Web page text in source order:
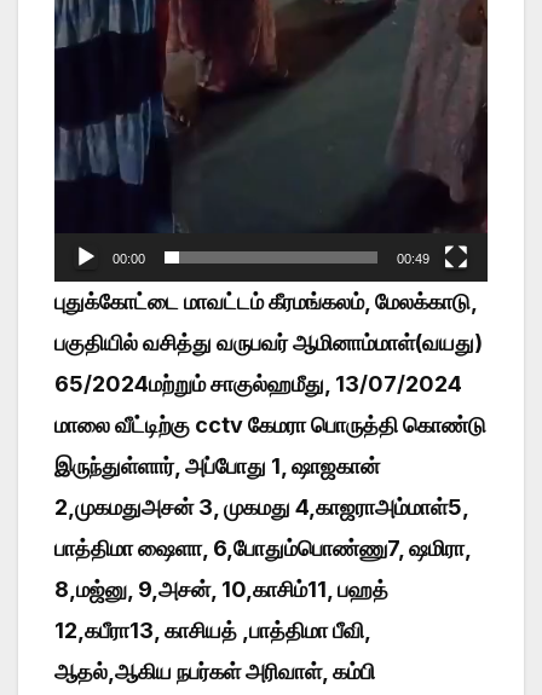
00:00 00:49
புதுக்கோட்டை மாவட்டம் கீரமங்கலம், மேலக்காடு,
பகுதியில் வசித்து வருபவர் ஆமினாம்மாள்(வயது)
65/2024மற்றும் சாகுல்ஹமீது, 13/07/2024
மாலை வீட்டிற்கு cctv கேமரா பொருத்தி கொண்டு
இருந்துள்ளார், அப்போது 1, ஷாஜகான்
2,முகமதுஅசன் 3, முகமது 4,காஜராஅம்மாள்5,
பாத்திமா ஷைளா, 6,போதும்பொண்ணு7, ஷமிரா,
8,மஜ்னு, 9,அசன், 10,காசிம்11, பஹத்
12,கபீரா13, காசியத் ,பாத்திமா பீவி,
ஆதல்,ஆகிய நபர்கள் அரிவாள், கம்பி